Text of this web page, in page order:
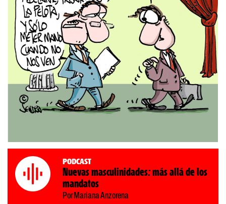
Podcast
Nuevas masculinidades: más allá de los
mandatos
Por Mariana Anzorena